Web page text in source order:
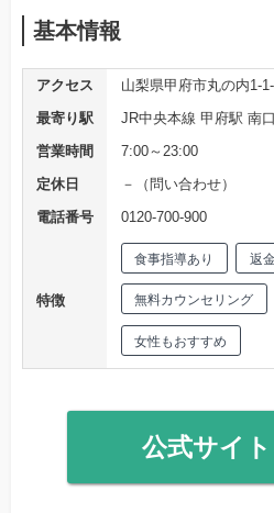
基本情報
アクセス
山梨県甲府市丸の内1-
最寄り駅
JR中央本線 甲府駅 南
営業時間
7:00～23:00
定休日
－（問い合わせ）
電話番号
0120-700-900
特徴
食事指導あり 返
無料カウンセリング
女性もおすすめ
公式サイ